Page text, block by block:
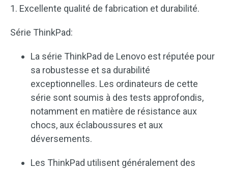
1. Excellente qualité de fabrication et durabilité.
Série ThinkPad:
La série ThinkPad de Lenovo est réputée pour
sa robustesse et sa durabilité
exceptionnelles. Les ordinateurs de cette
série sont soumis à des tests approfondis,
notamment en matière de résistance aux
chocs, aux éclaboussures et aux
déversements.
Les ThinkPad utilisent généralement des